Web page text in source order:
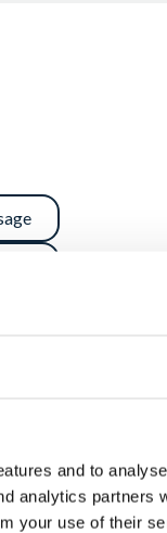
and to
analytics partners
your use of their